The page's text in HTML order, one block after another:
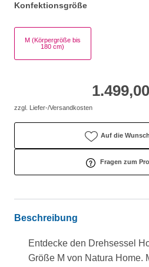
Konfektionsgröße
M (Körpergröße bis
180 cm)
zzgl. Liefer-/Versandkosten
Auf die
Fragen zum
Beschreibung
Entdecke den Drehsessel
Größe M von Natura Home.